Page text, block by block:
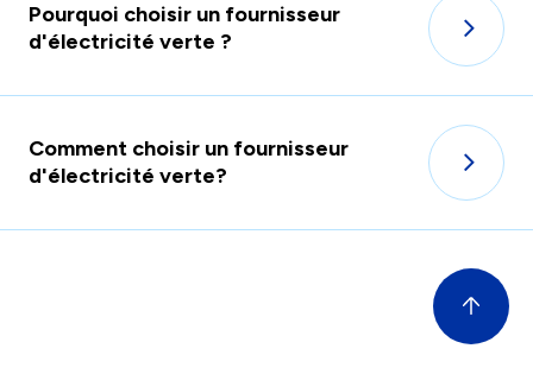
Pourquoi choisir un fournisseur
d'électricité verte ?
Comment choisir un fournisseur
d'électricité verte?